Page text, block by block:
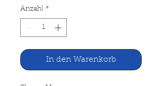
Anzahl *
In den Warenkorb